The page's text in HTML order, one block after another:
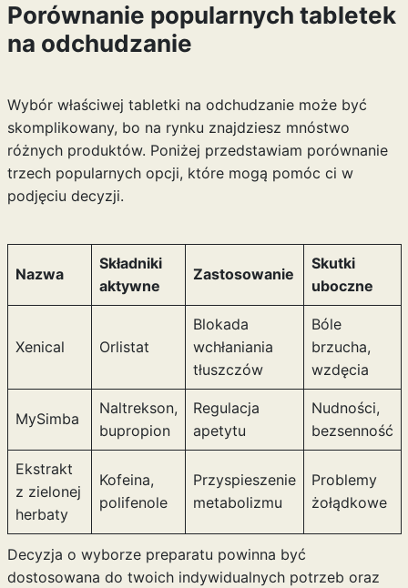
Porównanie popularnych tabletek
na odchudzanie
Wybór właściwej tabletki na odchudzanie może być
skomplikowany, bo na rynku znajdziesz mnóstwo
różnych produktów. Poniżej przedstawiam porównanie
trzech popularnych opcji, które mogą pomóc ci w
podjęciu decyzji.
Nazwa
Składniki
aktywne
Zastosowanie
Skutki
uboczne
Xenical Orlistat
Blokada
wchłaniania
tłuszczów
Bóle
brzucha,
wzdęcia
MySimba
Naltrekson,
bupropion
Regulacja
apetytu
Nudności,
bezsenność
Ekstrakt
z zielonej
herbaty
Kofeina,
polifenole
Przyspieszenie
metabolizmu
Problemy
żołądkowe
Decyzja o wyborze preparatu powinna być
dostosowana do twoich indywidualnych potrzeb oraz